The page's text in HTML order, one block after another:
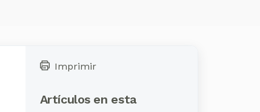
Imprimir
Artículos en esta